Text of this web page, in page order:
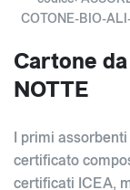
COTONE-BIO-
Cartone
NOTTE
I primi
certificato
certificati ICEA,